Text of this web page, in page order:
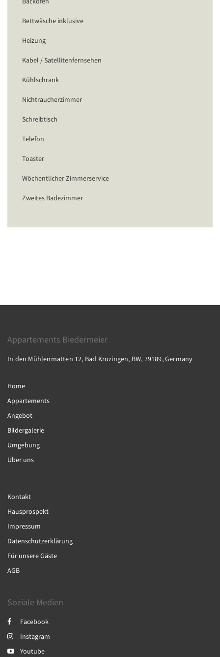
Bettwäsche inklusive
Heizung
Kabel / Satellitenfernsehen
Kühlschrank
Nichtraucherzimmer
Schreibtisch
Telefon
Toaster
Wöchentlicher Zimmerservice
Zweites Badezimmer
Appartements Biedermeier
In den Mühlenmatten 12, Bad Krozingen, BW, 79189, Germany
Home
Appartements
Angebot
Bildergalerie
Umgebung
Über uns
Kontakt
Hausprospekt
Impressum
Datenschutzerklärung
Für unsere Gäste
AGB
Soziale Medien
Facebook
Instagram
Youtube